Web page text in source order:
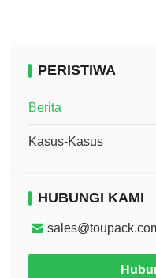
PERISTIWA
Berita
Kasus-Kasus
HUBUNGI KAMI